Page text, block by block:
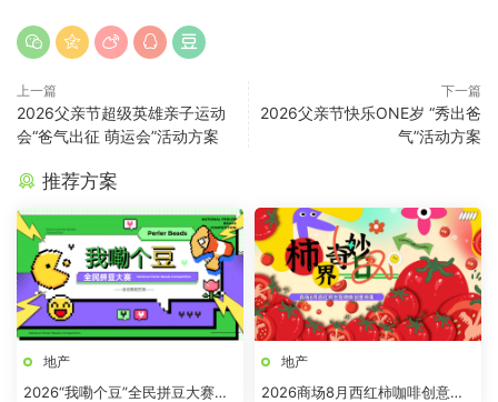
上一篇
2026父亲节超级英雄亲子运动
会“爸气出征 萌运会”活动方案
下一篇
2026父亲节快乐ONE岁 “秀出爸
气”活动方案
推荐方案
地产
2026“我嘞个豆”全民拼豆大赛主
地产
2026商场8月西红柿咖啡创意市